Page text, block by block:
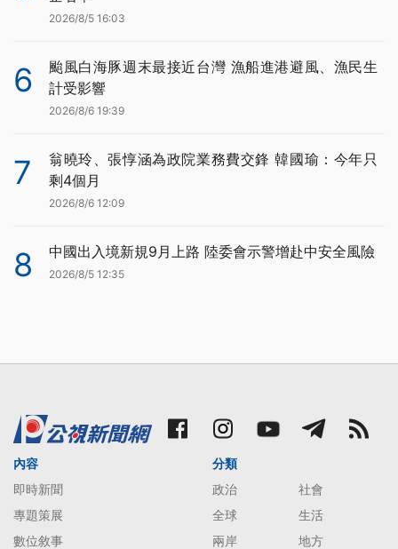
2026/8/5 16:03
6
颱風白海豚週末最接近台灣 漁船進港避風、漁民生
計受影響
2026/8/6 19:39
7
翁曉玲、張惇涵為政院業務費交鋒 韓國瑜：今年只
剩4個月
2026/8/6 12:09
8 中國出入境新規9月上路 陸委會示警增赴中安全風險
2026/8/5 12:35
內容
即時新聞
專題策展
數位敘事
分類
政治
社會
全球
生活
兩岸
地方